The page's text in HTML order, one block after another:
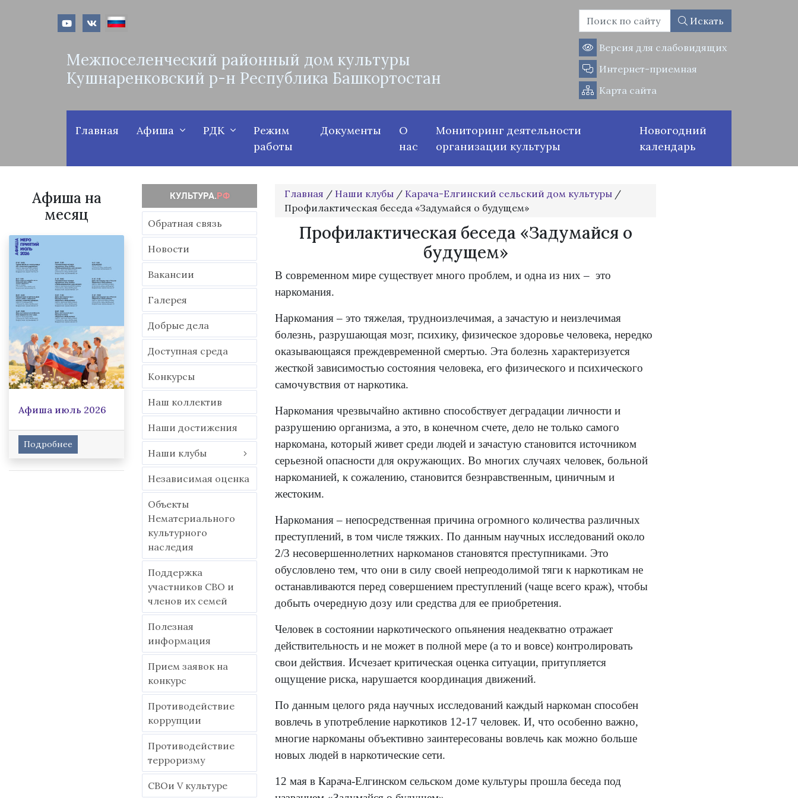
Искать
Межпоселенческий районный дом культуры
Кушнаренковский р-н Республика Башкортостан
Версия для слабовидящих
Интернет-приемная
Карта сайта
Главная Афиша РДК
Режим
работы
Документы
О
нас
Мониторинг деятельности
организации культуры
Новогодний
календарь
Афиша на
месяц
Афиша июль 2026
Подробнее
Обратная связь
Новости
Вакансии
Гaлерея
Добрые дела
Доступная среда
Конкурсы
Наш коллектив
Наши достижения
Наши клубы
Независимая оценка
Объекты
Нематериального
культурного
наследия
Поддержка
участников СВО и
членов их семей
Полезная
информация
Прием заявок на
конкурс
Противодействие
коррупции
Противодействие
терроризму
СВОи V культуре
Главная / Наши клубы / Карача-Елгинский сельский дом культуры /
Профилактическая беседа «Задумайся о будущем»
Профилактическая беседа «Задумайся о
будущем»
В современном мире существует много проблем, и одна из них – это
наркомания.
Наркомания – это тяжелая, трудноизлечимая, а зачастую и неизлечимая
болезнь, разрушающая мозг, психику, физическое здоровье человека, нередко
оказывающаяся преждевременной смертью. Эта болезнь характеризуется
жесткой зависимостью состояния человека, его физического и психического
самочувствия от наркотика.
Наркомания чрезвычайно активно способствует деградации личности и
разрушению организма, а это, в конечном счете, дело не только самого
наркомана, который живет среди людей и зачастую становится источником
серьезной опасности для окружающих. Во многих случаях человек, больной
наркоманией, к сожалению, становится безнравственным, циничным и
жестоким.
Наркомания – непосредственная причина огромного количества различных
преступлений, в том числе тяжких. По данным научных исследований около
2/3 несовершеннолетних наркоманов становятся преступниками. Это
обусловлено тем, что они в силу своей непреодолимой тяги к наркотикам не
останавливаются перед совершением преступлений (чаще всего краж), чтобы
добыть очередную дозу или средства для ее приобретения.
Человек в состоянии наркотического опьянения неадекватно отражает
действительность и не может в полной мере (а то и вовсе) контролировать
свои действия. Исчезает критическая оценка ситуации, притупляется
ощущение риска, нарушается координация движений.
По данным целого ряда научных исследований каждый наркоман способен
вовлечь в употребление наркотиков 12-17 человек. И, что особенно важно,
многие наркоманы объективно заинтересованы вовлечь как можно больше
новых людей в наркотические сети.
12 мая в Карача-Елгинском сельском доме культуры прошла беседа под